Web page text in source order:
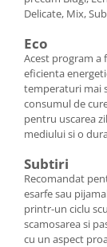
Delicate, Mix,
Eco
Acest program a
eficienta
temperaturi mai
consumul de
pentru uscarea
mediului si o
Subtiri
Recomandat
esarfe sau
printr-un ciclu
scamosarea si
cu un aspect